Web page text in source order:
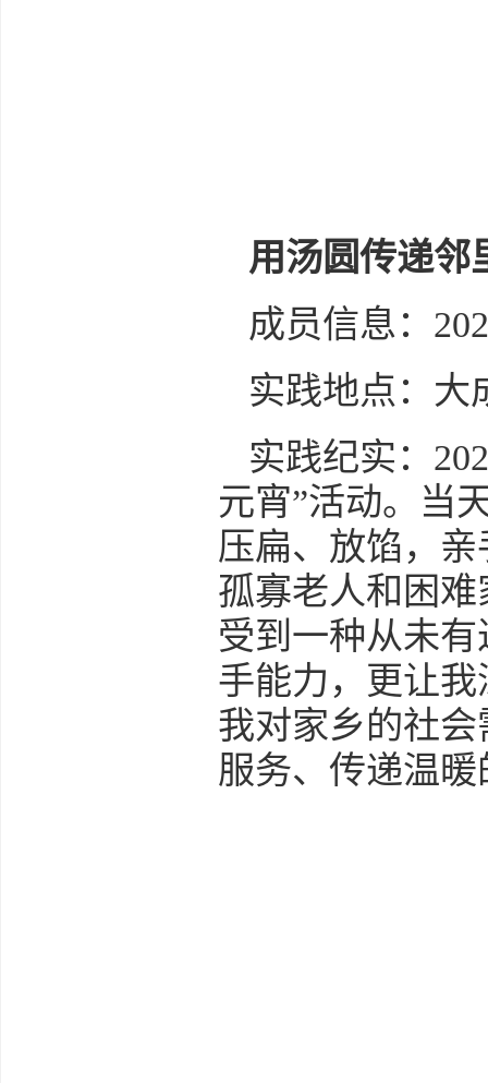
用汤圆传递邻
成员信息：
实践地点：大
实践纪实：
元宵”活动。当
压扁、放馅，
孤寡老人和困
受到一种从未
手能力，更让
我对家乡的社
服务、传递温